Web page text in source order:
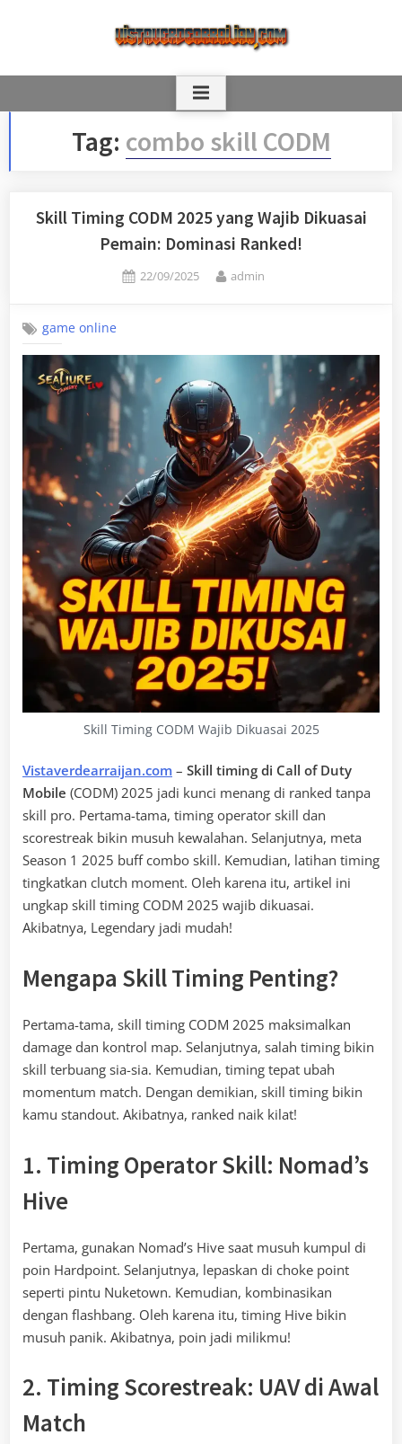
Tag: combo skill CODM
Skill Timing CODM 2025 yang Wajib Dikuasai
Pemain: Dominasi Ranked!
Posted
22/09/2025 By
admin
game online
Skill Timing CODM Wajib Dikuasai 2025
Vistaverdearraijan.com – Skill timing di Call of Duty
Mobile (CODM) 2025 jadi kunci menang di ranked tanpa
skill pro. Pertama-tama, timing operator skill dan
scorestreak bikin musuh kewalahan. Selanjutnya, meta
Season 1 2025 buff combo skill. Kemudian, latihan timing
tingkatkan clutch moment. Oleh karena itu, artikel ini
ungkap skill timing CODM 2025 wajib dikuasai.
Akibatnya, Legendary jadi mudah!
Mengapa Skill Timing Penting?
Pertama-tama, skill timing CODM 2025 maksimalkan
damage dan kontrol map. Selanjutnya, salah timing bikin
skill terbuang sia-sia. Kemudian, timing tepat ubah
momentum match. Dengan demikian, skill timing bikin
kamu standout. Akibatnya, ranked naik kilat!
1. Timing Operator Skill: Nomad’s
Hive
Pertama, gunakan Nomad’s Hive saat musuh kumpul di
poin Hardpoint. Selanjutnya, lepaskan di choke point
seperti pintu Nuketown. Kemudian, kombinasikan
dengan flashbang. Oleh karena itu, timing Hive bikin
musuh panik. Akibatnya, poin jadi milikmu!
2. Timing Scorestreak: UAV di Awal
Match